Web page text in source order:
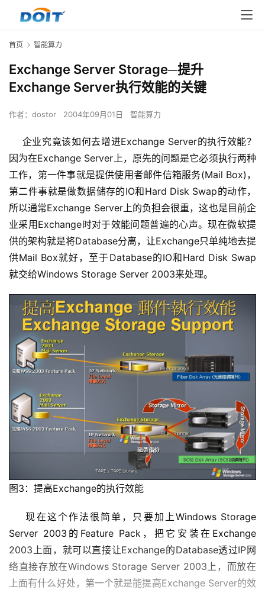
首页 智能算力
Exchange Server Storage─提升
Exchange Server执行效能的关键
作者： dostor 2004年09月01日 智能算力
企业究竟该如何去增进Exchange Server的执行效能？
因为在Exchange Server上，原先的问题是它必须执行两种
工作，第一件事就是提供使用者邮件信箱服务(Mail Box)，
第二件事就是做数据储存的IO和Hard Disk Swap的动作，
所以通常Exchange Server上的负担会很重，这也是目前企
业采用Exchange时对于效能问题普遍的心声。现在微软提
供的架构就是将Database分离，让Exchange只单纯地去提
供Mail Box就好，至于Database的IO和Hard Disk Swap
就交给Windows Storage Server 2003来处理。
图3：提高Exchange的执行效能
现在这个作法很简单，只要加上Windows Storage
Server 2003的Feature Pack，把它安装在Exchange
2003上面，就可以直接让Exchange的Database透过IP网
络直接存放在Windows Storage Server 2003上，而放在
上面有什么好处，第一个就是能提高Exchange Server的效